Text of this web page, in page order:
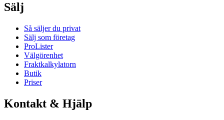
Sälj
Så säljer du privat
Sälj som företag
ProLister
Välgörenhet
Fraktkalkylatorn
Butik
Priser
Kontakt & Hjälp